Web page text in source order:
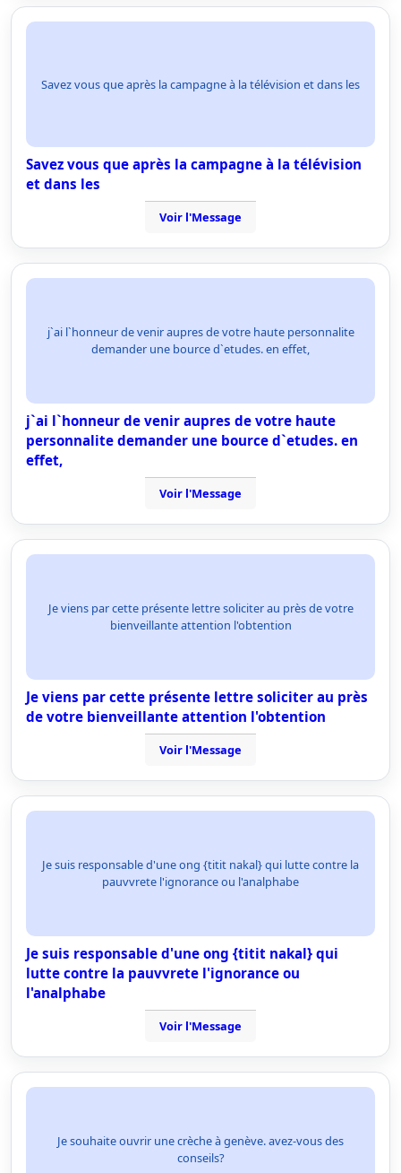
Savez vous que après la campagne à la télévision et dans les
Savez vous que après la campagne à la télévision
et dans les
Voir l'Message
j`ai l`honneur de venir aupres de votre haute personnalite
demander une bource d`etudes. en effet,
j`ai l`honneur de venir aupres de votre haute
personnalite demander une bource d`etudes. en
effet,
Voir l'Message
Je viens par cette présente lettre soliciter au près de votre
bienveillante attention l'obtention
Je viens par cette présente lettre soliciter au près
de votre bienveillante attention l'obtention
Voir l'Message
Je suis responsable d'une ong {titit nakal} qui lutte contre la
pauvvrete l'ignorance ou l'analphabe
Je suis responsable d'une ong {titit nakal} qui
lutte contre la pauvvrete l'ignorance ou
l'analphabe
Voir l'Message
Je souhaite ouvrir une crèche à genève. avez-vous des
conseils?